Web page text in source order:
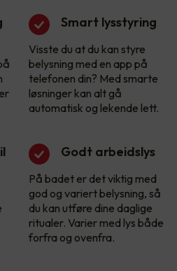
Smart lysstyring
Visste du at du kan styre
belysning med en app på
telefonen din? Med smarte
løsninger kan alt gå
automatisk og lekende lett.
Godt arbeidslys
På badet er det viktig med
god og variert belysning, så
du kan utføre dine daglige
ritualer. Varier med lys både
forfra og ovenfra.